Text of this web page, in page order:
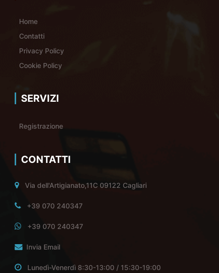
Home
Contatti
Privacy Policy
Cookie Policy
SERVIZI
Registrazione
CONTATTI
Via dell'Artigianato,11C 09122 Cagliari
+39 070 240347
+39 070 240347
Invia Email
Lunedì-Venerdì 8:30-13:00 / 15:30-19:00